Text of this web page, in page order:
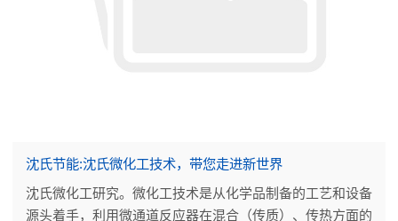
沈氏节能:沈氏微化工技术，带您走进新世界
沈氏微化工研究。微化工技术是从化学品制备的工艺和设备
源头着手，利用微通道反应器在混合（传质）、传热方面的